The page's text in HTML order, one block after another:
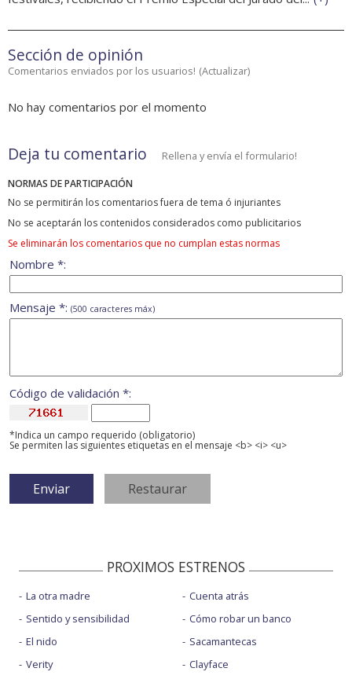
Sección de opinión
Comentarios enviados por los usuarios! (Actualizar)
No hay comentarios por el momento
Deja tu comentario Rellena y envía el formulario!
NORMAS DE PARTICIPACIÓN
No se permitirán los comentarios fuera de tema ó injuriantes
No se aceptarán los contenidos considerados como publicitarios
Se eliminarán los comentarios que no cumplan estas normas
Nombre *:
Mensaje *: (500 caracteres máx)
Código de validación *:
*Indica un campo requerido (obligatorio)
Se permiten las siguientes etiquetas en el mensaje <b> <i> <u>
PROXIMOS ESTRENOS
La otra madre
Sentido y sensibilidad
El nido
Verity
Cuenta atrás
Cómo robar un banco
Sacamantecas
Clayface